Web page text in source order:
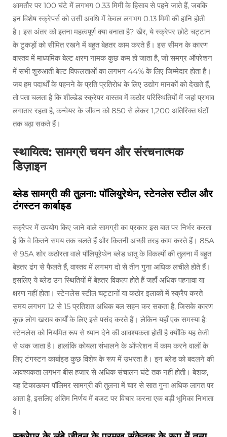
आमतौर पर 100 घंटे में लगभग 0.33 मिमी के हिसाब से पहने जाते हैं, जबकि
इन विशेष स्क्रेपर्स को उसी अवधि में केवल लगभग 0.13 मिमी की हानि होती
है। इस अंतर को इतना महत्वपूर्ण क्या बनाता है? खैर, ये स्क्रेपर छोटे चट्टान
के टुकड़ों को सीमित रखने में बहुत बेहतर काम करते हैं। इस सीमन के कारण
वास्तव में माध्यमिक बेल्ट क्षरण नामक कुछ कम हो जाता है, जो समग्र ऑपरेशन
में सभी शुरुआती बेल्ट विफलताओं का लगभग 44% के लिए जिम्मेदार होता है।
जब हम पदार्थों के पहनने के प्रति प्रतिरोध के लिए उद्योग मानकों को देखते हैं,
तो पता चलता है कि शील्डेड स्क्रेपर वास्तव में कठोर परिस्थितियों में जहां प्रभाव
लगातार रहता है, कन्वेयर के जीवन को 850 से लेकर 1,200 अतिरिक्त घंटों
तक बढ़ा सकते हैं।
स्थायित्व: सामग्री चयन और संरचनात्मक
डिज़ाइन
ब्लेड सामग्री की तुलना: पॉलियुरेथेन, स्टेनलेस स्टील और
टंगस्टन कार्बाइड
स्क्रैपर में उपयोग किए जाने वाले सामग्री का प्रकार इस बात पर निर्भर करता
है कि वे कितने समय तक चलते हैं और कितनी अच्छी तरह काम करते हैं। 85A
से 95A शोर कठोरता वाले पॉलियूरेथेन ब्लेड धातु के विकल्पों की तुलना में बहुत
बेहतर ढंग से फैलते हैं, वास्तव में लगभग दो से तीन गुना अधिक लचीले होते हैं।
इसलिए ये ब्लेड उन स्थितियों में बेहतर विकल्प होते हैं जहाँ अधिक पहनावा या
क्षरण नहीं होता। स्टेनलेस स्टील चट्टानों या कठोर इलाकों में स्क्रैप करते
समय लगभग 12 से 15 प्रतिशत अधिक बल सहन कर सकता है, जिसके कारण
कुछ लोग खराब कार्यों के लिए इसे पसंद करते हैं। लेकिन यहाँ एक समस्या है:
स्टेनलेस को नियमित रूप से ध्यान देने की आवश्यकता होती है क्योंकि यह तेजी
से थक जाता है। हालांकि कोयला संभालने के ऑपरेशन में काम करने वालों के
लिए टंगस्टन कार्बाइड कुछ विशेष के रूप में उभरता है। इन ब्लेड को बदलने की
आवश्यकता लगभग बीस हजार से अधिक संचालन घंटे तक नहीं होती। बेशक,
यह टिकाऊपन पॉलिमर सामग्री की तुलना में चार से सात गुना अधिक लागत पर
आता है, इसलिए अंतिम निर्णय में बजट पर विचार करना एक बड़ी भूमिका निभाता
है।